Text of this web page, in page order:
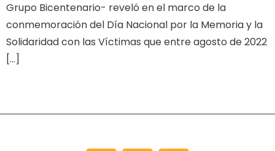
Grupo Bicentenario- reveló en el marco de la
conmemoración del Día Nacional por la Memoria y la
Solidaridad con las Víctimas que entre agosto de 2022
[…]